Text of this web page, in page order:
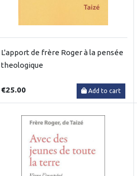
L'apport de frère Roger à la pensée
theologique
€25.00 Add to cart